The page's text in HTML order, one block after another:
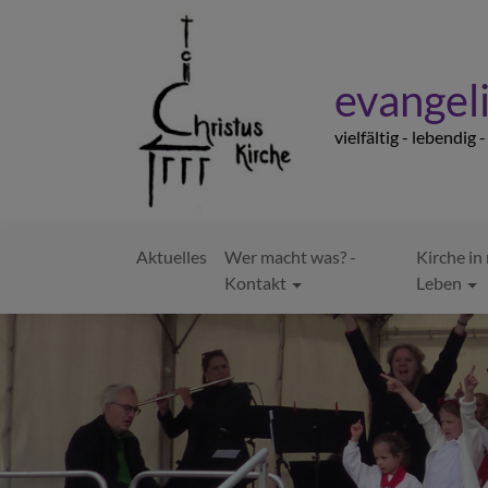
vielfältig - lebendig
Hauptnavigation
Aktuelles
Wer macht was? -
Kontakt
Kirche in
Leben